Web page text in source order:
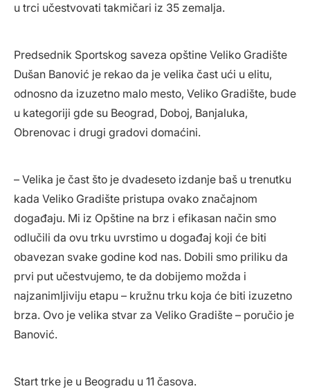
u trci učestvovati takmičari iz 35 zemalja.
Predsednik Sportskog saveza opštine Veliko Gradište
Dušan Banović je rekao da je velika čast ući u elitu,
odnosno da izuzetno malo mesto, Veliko Gradište, bude
u kategoriji gde su Beograd, Doboj, Banjaluka,
Obrenovac i drugi gradovi domaćini.
– Velika je čast što je dvadeseto izdanje baš u trenutku
kada Veliko Gradište pristupa ovako značajnom
događaju. Mi iz Opštine na brz i efikasan način smo
odlučili da ovu trku uvrstimo u događaj koji će biti
obavezan svake godine kod nas. Dobili smo priliku da
prvi put učestvujemo, te da dobijemo možda i
najzanimljiviju etapu – kružnu trku koja će biti izuzetno
brza. Ovo je velika stvar za Veliko Gradište – poručio je
Banović.
Start trke je u Beogradu u 11 časova.